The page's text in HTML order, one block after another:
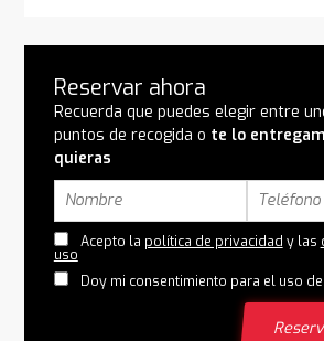
Reservar ahora
Recuerda que puedes elegir entre
puntos de recogida o te lo
quieras
Acepto la política de privacidad y las
uso
Doy mi consentimiento para el uso